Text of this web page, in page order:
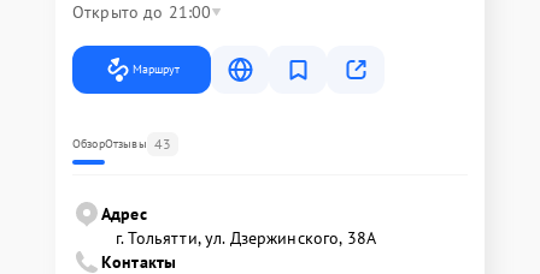
Открыто до 21:00
Маршрут
ОбзорОтзывы 43
Адрес
г. Тольятти, ул. Дзержинского, 38А
Контакты